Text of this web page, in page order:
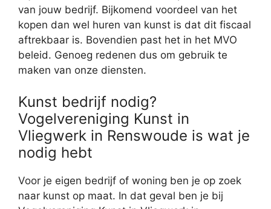
van jouw bedrijf. Bijkomend voordeel van het
kopen dan wel huren van kunst is dat dit fiscaal
aftrekbaar is. Bovendien past het in het MVO
beleid. Genoeg redenen dus om gebruik te
maken van onze diensten.
Kunst bedrijf nodig?
Vogelvereniging Kunst in
Vliegwerk in Renswoude is wat je
nodig hebt
Voor je eigen bedrijf of woning ben je op zoek
naar kunst op maat. In dat geval ben je bij